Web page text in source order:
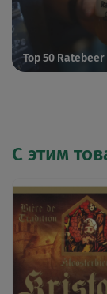
Top 50 Ratebeer
С этим